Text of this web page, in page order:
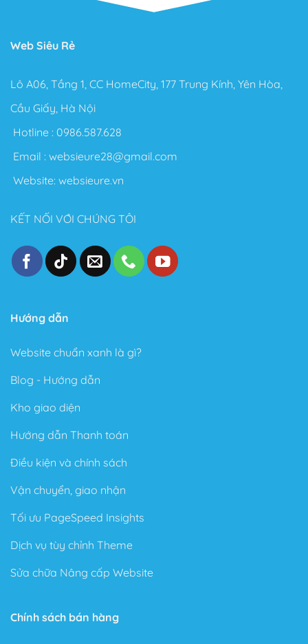
Web Siêu Rẻ
Lô A06, Tầng 1, CC HomeCity, 177 Trung Kính, Yên Hòa,
Cầu Giấy, Hà Nội
Hotline : 0986.587.628
Email : websieure28@gmail.com
Website: websieure.vn
KẾT NỐI VỚI CHÚNG TÔI
Hướng dẫn
Website chuẩn xanh là gì?
Blog - Hướng dẫn
Kho giao diện
Hướng dẫn Thanh toán
Điều kiện và chính sách
Vận chuyển, giao nhận
Tối ưu PageSpeed Insights
Dịch vụ tùy chỉnh Theme
Sửa chữa Nâng cấp Website
Chính sách bán hàng